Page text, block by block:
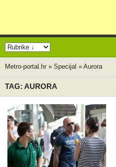
Metro-portal.hr » Specijal » Aurora
TAG: AURORA